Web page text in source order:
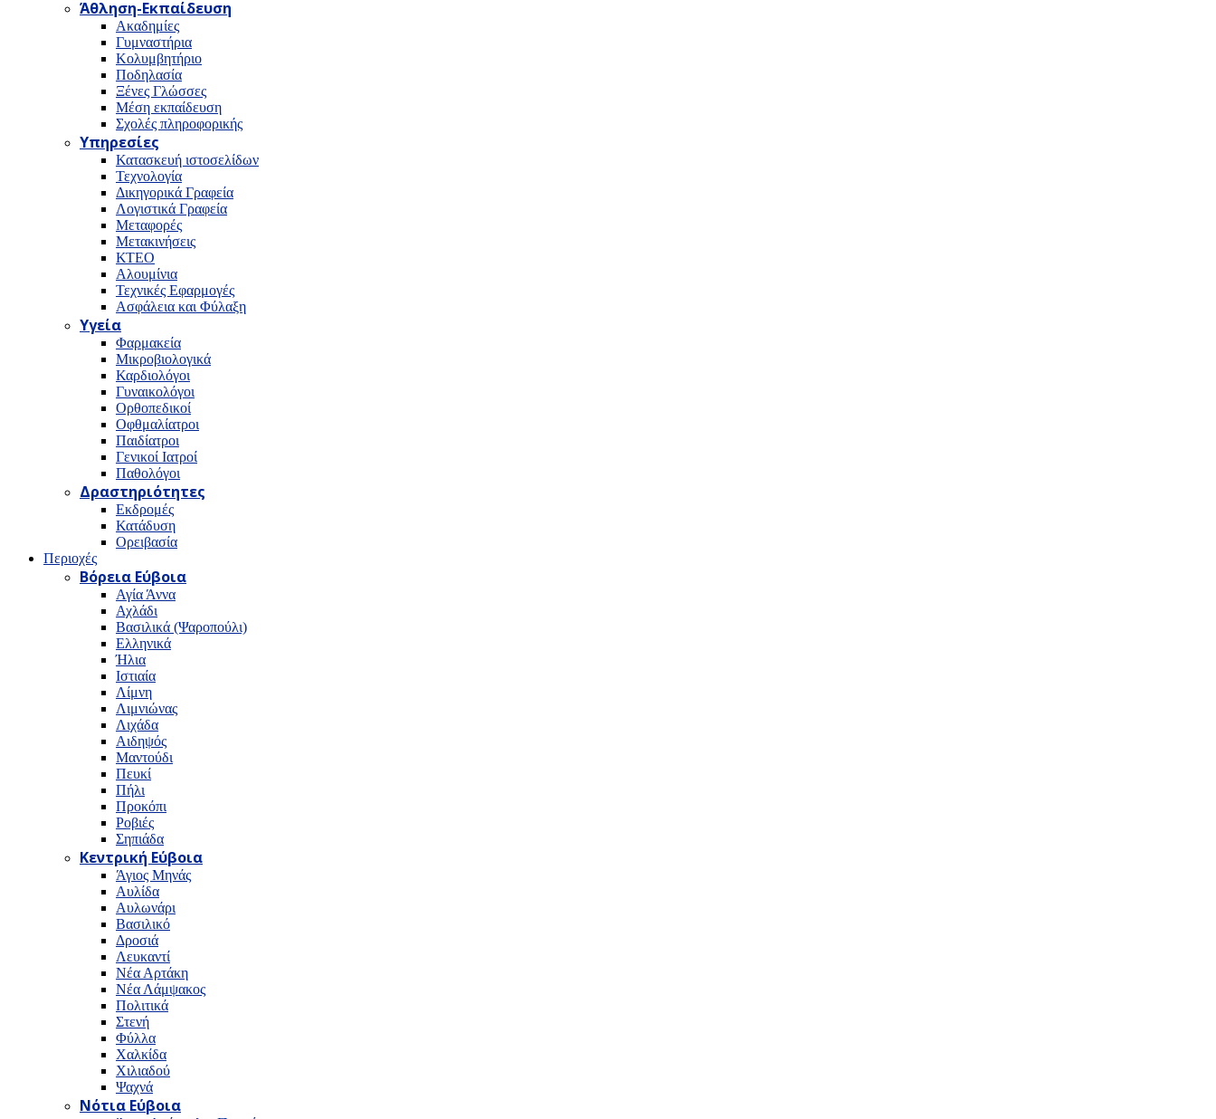
Άθληση-Εκπαίδευση
Ακαδημίες
Γυμναστήρια
Κολυμβητήριο
Ποδηλασία
Ξένες Γλώσσες
Μέση εκπαίδευση
Σχολές πληροφορικής
Υπηρεσίες
Κατασκευή ιστοσελίδων
Τεχνολογία
Δικηγορικά Γραφεία
Λογιστικά Γραφεία
Μεταφορές
Μετακινήσεις
ΚΤΕΟ
Αλουμίνια
Τεχνικές Εφαρμογές
Ασφάλεια και Φύλαξη
Υγεία
Φαρμακεία
Μικροβιολογικά
Καρδιολόγοι
Γυναικολόγοι
Ορθοπεδικοί
Οφθμαλίατροι
Παιδίατροι
Γενικοί Ιατροί
Παθολόγοι
Δραστηριότητες
Εκδρομές
Κατάδυση
Ορειβασία
Περιοχές
Βόρεια Εύβοια
Αγία Άννα
Αχλάδι
Βασιλικά (Ψαροπούλι)
Ελληνικά
Ήλια
Ιστιαία
Λίμνη
Λιμνιώνας
Λιχάδα
Αιδηψός
Μαντούδι
Πευκί
Πήλι
Προκόπι
Ροβιές
Σηπιάδα
Κεντρική Εύβοια
Άγιος Μηνάς
Αυλίδα
Αυλωνάρι
Βασιλικό
Δροσιά
Λευκαντί
Νέα Αρτάκη
Νέα Λάμψακος
Πολιτικά
Στενή
Φύλλα
Χαλκίδα
Χιλιαδού
Ψαχνά
Νότια Εύβοια